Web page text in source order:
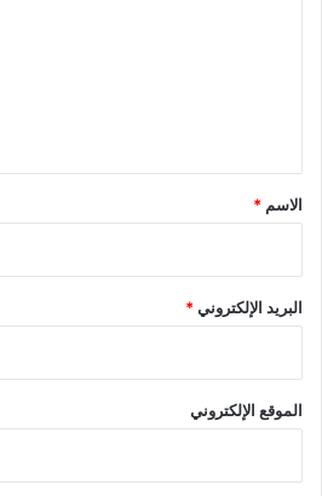
*
الاسم *
البريد الإلكتروني*
الموقع الإلكتروني